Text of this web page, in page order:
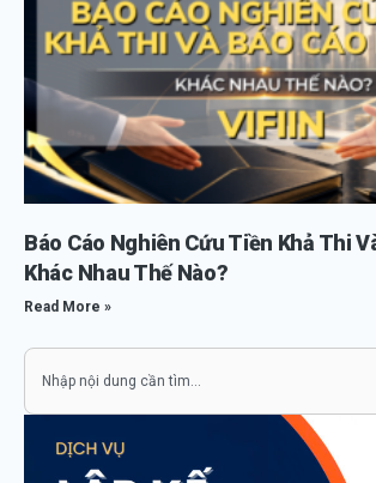
Báo Cáo Nghiên Cứu Tiền Khả Thi
Khác Nhau Thế Nào?
Read More »